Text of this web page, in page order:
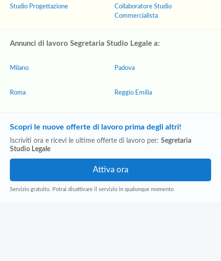
Studio Progettazione
Collaboratore Studio
Commercialista
Annunci di lavoro Segretaria Studio Legale a:
Milano
Roma
Padova
Reggio Emilia
Scopri le nuove offerte di lavoro prima degli altri!
Iscriviti ora e ricevi le ultime offerte di lavoro per: Segretaria
Studio Legale
Servizio gratuito. Potrai disattivare il servizio in qualunque momento